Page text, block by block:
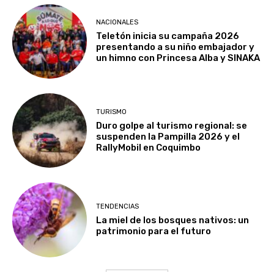
NACIONALES
Teletón inicia su campaña 2026
presentando a su niño embajador y
un himno con Princesa Alba y SINAKA
TURISMO
Duro golpe al turismo regional: se
suspenden la Pampilla 2026 y el
RallyMobil en Coquimbo
TENDENCIAS
La miel de los bosques nativos: un
patrimonio para el futuro